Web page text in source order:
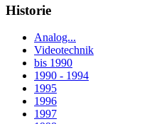
Historie
Analog...
Videotechnik
bis 1990
1990 - 1994
1995
1996
1997